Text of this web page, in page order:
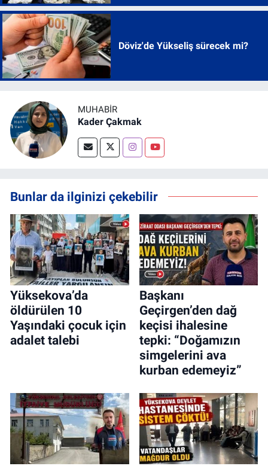
Döviz'de Yükseliş sürecek mi?
MUHABİR
Kader Çakmak
Bunlar da ilginizi çekebilir
Yüksekova’da
öldürülen 10
Yaşındaki çocuk için
adalet talebi
Başkanı
Geçirgen’den dağ
keçisi ihalesine
tepki: “Doğamızın
simgelerini ava
kurban edemeyiz”